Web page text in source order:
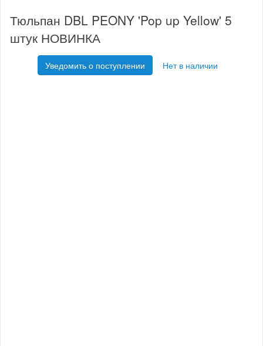
Тюльпан DBL PEONY 'Pop up Yellow' 5
штук НОВИНКА
Уведомить о поступлении Нет в наличии